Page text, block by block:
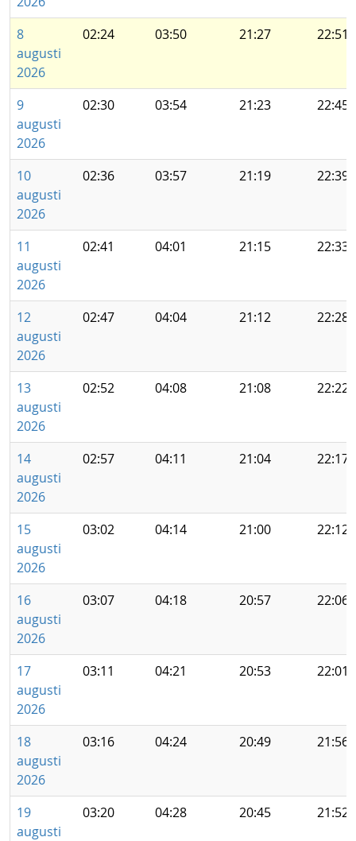
8
augusti
2026
02:24 03:50 21:27 22:51
9
augusti
2026
02:30 03:54 21:23 22:45
10
augusti
2026
02:36 03:57 21:19 22:39
11
augusti
2026
02:41 04:01 21:15 22:33
12
augusti
2026
02:47 04:04 21:12 22:28
13
augusti
2026
02:52 04:08 21:08 22:22
14
augusti
2026
02:57 04:11 21:04 22:17
15
augusti
2026
03:02 04:14 21:00 22:12
16
augusti
2026
03:07 04:18 20:57 22:06
17
augusti
2026
03:11 04:21 20:53 22:01
18
augusti
2026
03:16 04:24 20:49 21:56
19
augusti
03:20 04:28 20:45 21:52